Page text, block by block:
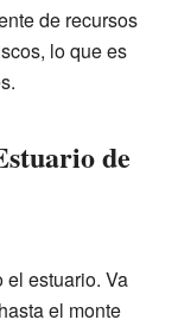
de recursos
lo que es
de
el estuario. Va
el monte